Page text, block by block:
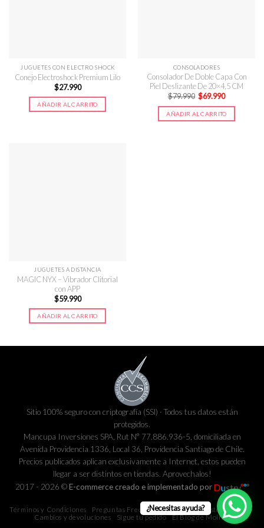
JUGUETES CON ELECTRO SHOCK
Conejo Electroshock Premium Lilo
$27.990
AÑADIR AL CARRITO
CONSOLADORES
Consolador De Doble Capa Con
Piel Deslizante De 20×4,5 CM
$79.990 El
precio
original
era:
$79.990.
$69.990El
actual
es:
$69.990.
AÑADIR AL CARRITO
JUGUETES A DISTANCIA
MAGIC NYX – Vibrador Clitorial
con APP
$59.990
AÑADIR AL CARRITO
Sitio 100% seguro con criptografía (SSl) · Todos tus datos están
protegidos.
Mancupa Inversiones SPA, Rut N° 77.886.936-5, domiciliada en
Avenida Providencia 1336, Local 36, Providencia Santiago de Chile.
Precios publicados aplican exclusivamente a Internet, estos pueden
llegar a ser distintos en tiendas. Aprovechalos!
2017 - 2026 ©E-commerce creado e implementado por
Términos y Condiciones Preguntas Frecuentes
Métodos y costos de envío
Cambios y devoluciones
Sigue tu pedido El Blog de Moira.cl
¿Necesitas ayuda?